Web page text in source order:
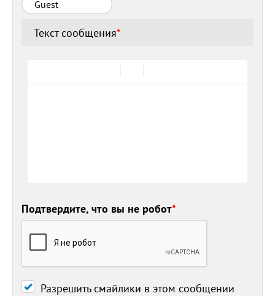
Текст сообщения*
Подтвердите, что вы не робот*
Разрешить смайлики в этом сообщении